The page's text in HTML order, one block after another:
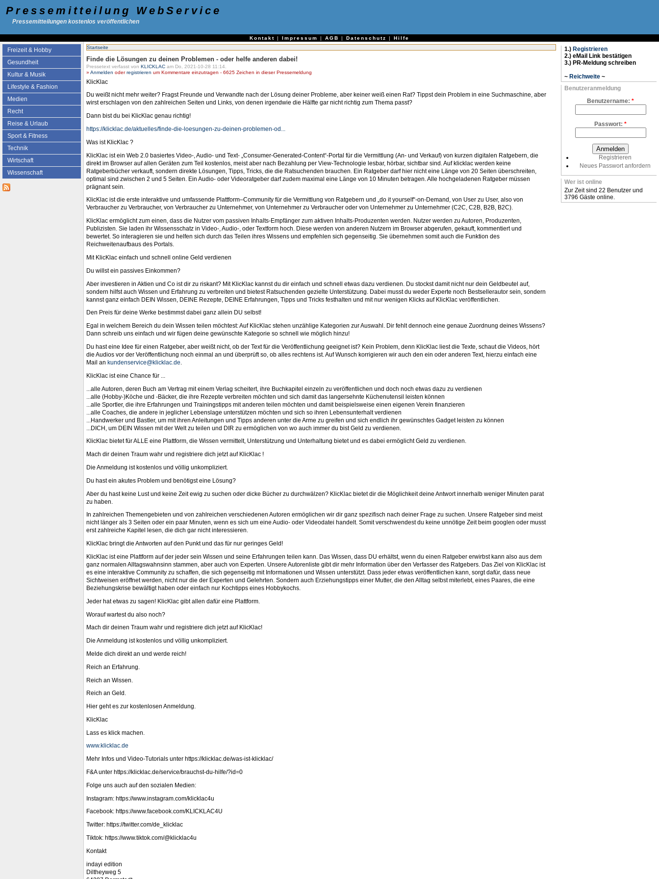
Pressemitteilung WebService
Pressemitteilungen kostenlos veröffentlichen
Kontakt | Impressum | AGB | Datenschutz | Hilfe
Freizeit & Hobby
Gesundheit
Kultur & Musik
Lifestyle & Fashion
Medien
Recht
Reise & Urlaub
Sport & Fitness
Technik
Wirtschaft
Wissenschaft
Startseite
Finde die Lösungen zu deinen Problemen - oder helfe anderen dabei!
Pressetext verfasst von KLICKLAC am Do, 2021-10-28 11:14.
» Anmelden oderregistrieren um Kommentare einzutragen - 6625 Zeichen in dieser Pressemeldung
KlicKlac
Du weißt nicht mehr weiter? Fragst Freunde und Verwandte nach der Lösung deiner Probleme, aber keiner weiß einen Rat? Tippst dein Problem in eine Suchmaschine, aber
wirst erschlagen von den zahlreichen Seiten und Links, von denen irgendwie die Hälfte gar nicht richtig zum Thema passt?
Dann bist du bei KlicKlac genau richtig!
https://klicklac.de/aktuelles/finde-die-loesungen-zu-deinen-problemen-od...
Was ist KlicKlac ?
KlicKlac ist ein Web 2.0 basiertes Video-, Audio- und Text- „Consumer-Generated-Content“-Portal für die Vermittlung (An- und Verkauf) von kurzen digitalen Ratgebern, die
direkt im Browser auf allen Geräten zum Teil kostenlos, meist aber nach Bezahlung per View-Technologie lesbar, hörbar, sichtbar sind. Auf klicklac werden keine
Ratgeberbücher verkauft, sondern direkte Lösungen, Tipps, Tricks, die die Ratsuchenden brauchen. Ein Ratgeber darf hier nicht eine Länge von 20 Seiten überschreiten,
optimal sind zwischen 2 und 5 Seiten. Ein Audio- oder Videoratgeber darf zudem maximal eine Länge von 10 Minuten betragen. Alle hochgeladenen Ratgeber müssen
prägnant sein.
KlicKlac ist die erste interaktive und umfassende Plattform–Community für die Vermittlung von Ratgebern und „do it yourself“-on-Demand, von User zu User, also von
Verbraucher zu Verbraucher, von Verbraucher zu Unternehmer, von Unternehmer zu Verbraucher oder von Unternehmer zu Unternehmer (C2C, C2B, B2B, B2C).
KlicKlac ermöglicht zum einen, dass die Nutzer vom passiven Inhalts-Empfänger zum aktiven Inhalts-Produzenten werden. Nutzer werden zu Autoren, Produzenten,
Publizisten. Sie laden ihr Wissensschatz in Video-, Audio-, oder Textform hoch. Diese werden von anderen Nutzern im Browser abgerufen, gekauft, kommentiert und
bewertet. So interagieren sie und helfen sich durch das Teilen ihres Wissens und empfehlen sich gegenseitig. Sie übernehmen somit auch die Funktion des
Reichweitenaufbaus des Portals.
Mit KlicKlac einfach und schnell online Geld verdienen
Du willst ein passives Einkommen?
Aber investieren in Aktien und Co ist dir zu riskant? Mit KlicKlac kannst du dir einfach und schnell etwas dazu verdienen. Du stockst damit nicht nur dein Geldbeutel auf,
sondern hilfst auch Wissen und Erfahrung zu verbreiten und bietest Ratsuchenden gezielte Unterstützung. Dabei musst du weder Experte noch Bestsellerautor sein, sondern
kannst ganz einfach DEIN Wissen, DEINE Rezepte, DEINE Erfahrungen, Tipps und Tricks festhalten und mit nur wenigen Klicks auf KlicKlac veröffentlichen.
Den Preis für deine Werke bestimmst dabei ganz allein DU selbst!
Egal in welchem Bereich du dein Wissen teilen möchtest: Auf KlicKlac stehen unzählige Kategorien zur Auswahl. Dir fehlt dennoch eine genaue Zuordnung deines Wissens?
Dann schreib uns einfach und wir fügen deine gewünschte Kategorie so schnell wie möglich hinzu!
Du hast eine Idee für einen Ratgeber, aber weißt nicht, ob der Text für die Veröffentlichung geeignet ist? Kein Problem, denn KlicKlac liest die Texte, schaut die Videos, hört
die Audios vor der Veröffentlichung noch einmal an und überprüft so, ob alles rechtens ist. Auf Wunsch korrigieren wir auch den ein oder anderen Text, hierzu einfach eine
Mail an kundenservice@klicklac.de.
KlicKlac ist eine Chance für ...
...alle Autoren, deren Buch am Vertrag mit einem Verlag scheitert, ihre Buchkapitel einzeln zu veröffentlichen und doch noch etwas dazu zu verdienen
...alle (Hobby-)Köche und -Bäcker, die ihre Rezepte verbreiten möchten und sich damit das langersehnte Küchenutensil leisten können
...alle Sportler, die ihre Erfahrungen und Trainingstipps mit anderen teilen möchten und damit beispielsweise einen eigenen Verein finanzieren
...alle Coaches, die andere in jeglicher Lebenslage unterstützen möchten und sich so ihren Lebensunterhalt verdienen
...Handwerker und Bastler, um mit ihren Anleitungen und Tipps anderen unter die Arme zu greifen und sich endlich ihr gewünschtes Gadget leisten zu können
...DICH, um DEIN Wissen mit der Welt zu teilen und DIR zu ermöglichen von wo auch immer du bist Geld zu verdienen.
KlicKlac bietet für ALLE eine Plattform, die Wissen vermittelt, Unterstützung und Unterhaltung bietet und es dabei ermöglicht Geld zu verdienen.
Mach dir deinen Traum wahr und registriere dich jetzt auf KlicKlac !
Die Anmeldung ist kostenlos und völlig unkompliziert.
Du hast ein akutes Problem und benötigst eine Lösung?
Aber du hast keine Lust und keine Zeit ewig zu suchen oder dicke Bücher zu durchwälzen? KlicKlac bietet dir die Möglichkeit deine Antwort innerhalb weniger Minuten parat
zu haben.
In zahlreichen Themengebieten und von zahlreichen verschiedenen Autoren ermöglichen wir dir ganz spezifisch nach deiner Frage zu suchen. Unsere Ratgeber sind meist
nicht länger als 3 Seiten oder ein paar Minuten, wenn es sich um eine Audio- oder Videodatei handelt. Somit verschwendest du keine unnötige Zeit beim googlen oder musst
erst zahlreiche Kapitel lesen, die dich gar nicht interessieren.
KlicKlac bringt die Antworten auf den Punkt und das für nur geringes Geld!
KlicKlac ist eine Plattform auf der jeder sein Wissen und seine Erfahrungen teilen kann. Das Wissen, dass DU erhältst, wenn du einen Ratgeber erwirbst kann also aus dem
ganz normalen Alltagswahnsinn stammen, aber auch von Experten. Unsere Autorenliste gibt dir mehr Information über den Verfasser des Ratgebers. Das Ziel von KlicKlac ist
es eine interaktive Community zu schaffen, die sich gegenseitig mit Informationen und Wissen unterstützt. Dass jeder etwas veröffentlichen kann, sorgt dafür, dass neue
Sichtweisen eröffnet werden, nicht nur die der Experten und Gelehrten. Sondern auch Erziehungstipps einer Mutter, die den Alltag selbst miterlebt, eines Paares, die eine
Beziehungskrise bewältigt haben oder einfach nur Kochtipps eines Hobbykochs.
Jeder hat etwas zu sagen! KlicKlac gibt allen dafür eine Plattform.
Worauf wartest du also noch?
Mach dir deinen Traum wahr und registriere dich jetzt auf KlicKlac!
Die Anmeldung ist kostenlos und völlig unkompliziert.
Melde dich direkt an und werde reich!
Reich an Erfahrung.
Reich an Wissen.
Reich an Geld.
Hier geht es zur kostenlosen Anmeldung.
KlicKlac
Lass es klick machen.
www.klicklac.de
Mehr Infos und Video-Tutorials unter https://klicklac.de/was-ist-klicklac/
F&A unter https://klicklac.de/service/brauchst-du-hilfe/?id=0
Folge uns auch auf den sozialen Medien:
Instagram: https://www.instagram.com/klicklac4u
Facebook: https://www.facebook.com/KLICKLAC4U
Twitter: https://twitter.com/de_klicklac
Tiktok: https://www.tiktok.com/@klicklac4u
Kontakt
indayi edition
Diltheyweg 5
1.) Registrieren
2.) eMail Link bestätigen
3.) PR-Meldung schreiben
~ Reichweite ~
Benutzeranmeldung
Benutzername: *
Passwort: *
Registrieren
Neues Passwort anfordern
Wer ist online
Zur Zeit sind 22 Benutzer und
3796 Gäste online.